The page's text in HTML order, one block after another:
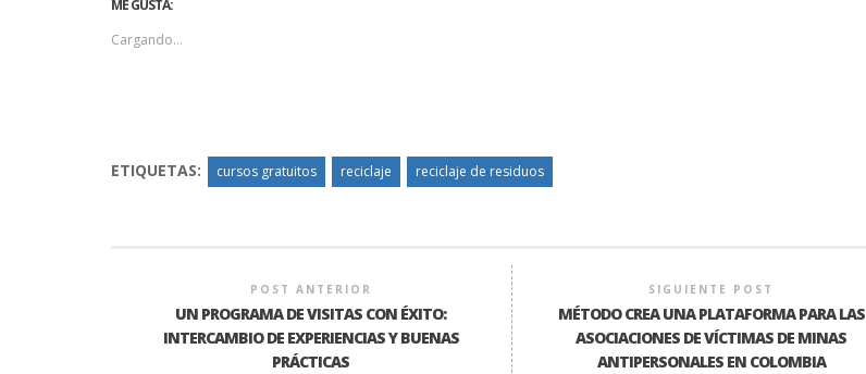
ME GUSTA:
Cargando...
ETIQUETAS: cursos gratuitos reciclaje reciclaje de residuos
POST ANTERIOR
UN PROGRAMA DE VISITAS CON ÉXITO:
INTERCAMBIO DE EXPERIENCIAS Y BUENAS
PRÁCTICAS
SIGUIENTE POST
MÉTODO CREA UNA PLATAFORMA PARA LAS
ASOCIACIONES DE VÍCTIMAS DE MINAS
ANTIPERSONALES EN COLOMBIA